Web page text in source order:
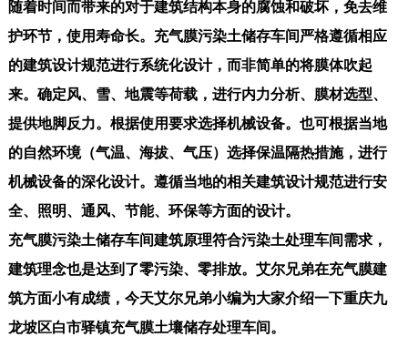
随着时间而带来的对于建筑结构本身的腐蚀和破坏，免去维
护环节，使用寿命长。充气膜污染土储存车间严格遵循相应
的建筑设计规范进行系统化设计，而非简单的将膜体吹起
来。确定风、雪、地震等荷载，进行内力分析、膜材选型、
提供地脚反力。根据使用要求选择机械设备。也可根据当地
的自然环境（气温、海拔、气压）选择保温隔热措施，进行
机械设备的深化设计。遵循当地的相关建筑设计规范进行安
全、照明、通风、节能、环保等方面的设计。
充气膜污染土储存车间建筑原理符合污染土处理车间需求，
建筑理念也是达到了零污染、零排放。艾尔兄弟在充气膜建
筑方面小有成绩，今天艾尔兄弟小编为大家介绍一下重庆九
龙坡区白市驿镇充气膜土壤储存处理车间。